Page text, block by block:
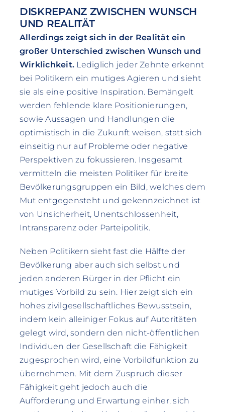
DISKREPANZ ZWISCHEN WUNSCH
UND REALITÄT
Allerdings zeigt sich in der Realität ein
großer Unterschied zwischen Wunsch und
Wirklichkeit. Lediglich jeder Zehnte erkennt
bei Politikern ein mutiges Agieren und sieht
sie als eine positive Inspiration. Bemängelt
werden fehlende klare Positionierungen,
sowie Aussagen und Handlungen die
optimistisch in die Zukunft weisen, statt sich
einseitig nur auf Probleme oder negative
Perspektiven zu fokussieren. Insgesamt
vermitteln die meisten Politiker für breite
Bevölkerungsgruppen ein Bild, welches dem
Mut entgegensteht und gekennzeichnet ist
von Unsicherheit, Unentschlossenheit,
Intransparenz oder Parteipolitik.
Neben Politikern sieht fast die Hälfte der
Bevölkerung aber auch sich selbst und
jeden anderen Bürger in der Pflicht ein
mutiges Vorbild zu sein. Hier zeigt sich ein
hohes zivilgesellschaftliches Bewusstsein,
indem kein alleiniger Fokus auf Autoritäten
gelegt wird, sondern den nicht-öffentlichen
Individuen der Gesellschaft die Fähigkeit
zugesprochen wird, eine Vorbildfunktion zu
übernehmen. Mit dem Zuspruch dieser
Fähigkeit geht jedoch auch die
Aufforderung und Erwartung einher, sich